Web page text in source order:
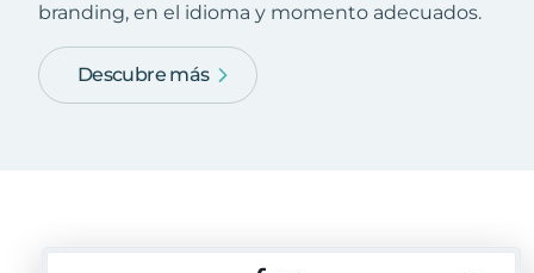
branding, en el idioma y momento adecuados.
Descubre más